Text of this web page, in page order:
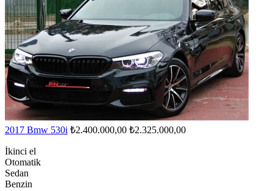
2017 Bmw 530i ₺2.400.000,00 ₺2.325.000,00
İkinci el
Otomatik
Sedan
Benzin